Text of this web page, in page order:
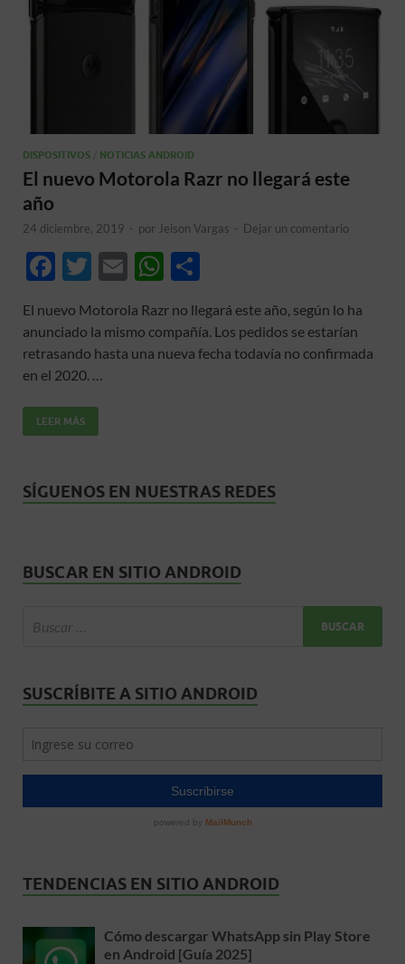
DISPOSITIVOS NOTICIAS ANDROID
El nuevo Motorola Razr no llegará este
año
24 diciembre, 2019 - por Jeison Vargas - Dejar un comentario
F
e
b
o
o
k
T
itt
er
E
ail
W
at
s
m
p
El nuevo Motorola Razr no llegará este año, según lo ha
anunciado la mismo compañía. Los pedidos se estarían
retrasando hasta una nueva fecha todavía no confirmada
en el 2020. …
LEER MÁS
SÍGUENOS EN NUESTRAS REDES
BUSCAR EN SITIO ANDROID
SUSCRÍBITE A SITIO ANDROID
TENDENCIAS EN SITIO ANDROID
Cómo descargar WhatsApp sin Play Store
en Android [Guía 2025]